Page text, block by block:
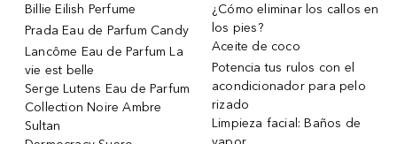
Billie Eilish Perfume
Prada Eau de Parfum Candy
Lancôme Eau de Parfum La
vie est belle
Serge Lutens Eau de Parfum
Collection Noire Ambre
Sultan
¿Cómo eliminar los callos en
los pies?
Aceite de coco
Potencia tus rulos con el
acondicionador para pelo
rizado
Limpieza facial: Baños de